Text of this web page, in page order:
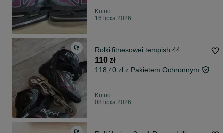
Kutno
16 lipca 2026
Rolki fitnesowei tempish 44
110 zł
118,40 zł z Pakietem Ochronnym
Kutno
08 lipca 2026